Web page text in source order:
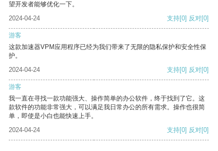
望开发者能够优化一下。
2024-04-24
支持[0] 反对[0]
游客
这款加速器VPM应用程序已经为我们带来了无限的隐私保护和安全性保
护。
2024-04-24
支持[0] 反对[0]
游客
我一直在寻找一款功能强大、操作简单的办公软件，终于找到了它。这
款软件的功能非常强大，可以满足我日常办公的所有需求。操作也很简
单，即使是小白也能快速上手。
2024-04-24
支持[0] 反对[0]